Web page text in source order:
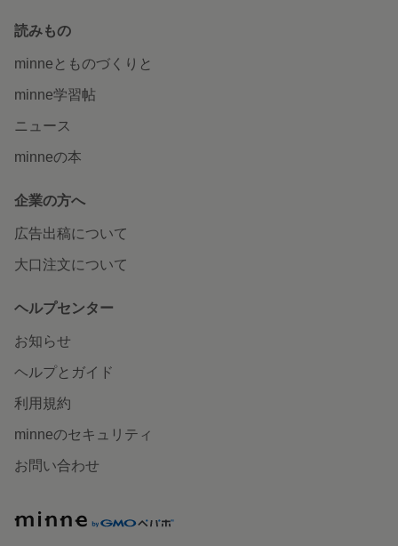
読みもの
minneとものづくりと
minne学習帖
ニュース
minneの本
企業の方へ
広告出稿について
大口注文について
ヘルプセンター
お知らせ
ヘルプとガイド
利用規約
minneのセキュリティ
お問い合わせ